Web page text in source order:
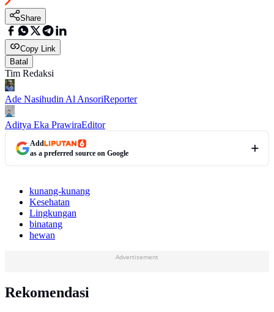
Share
Copy Link
Batal
Tim Redaksi
Ade Nasihudin Al AnsoriReporter
Aditya Eka PrawiraEditor
Add
as a preferred source on Google
kunang-kunang
Kesehatan
Lingkungan
binatang
hewan
Advertisement
Rekomendasi